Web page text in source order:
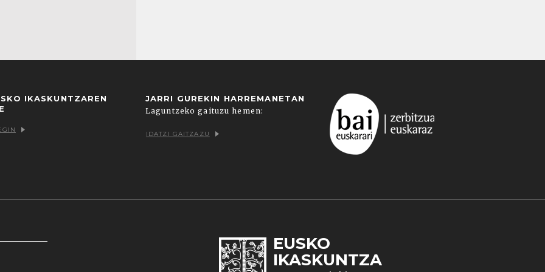
IKASKUNTZAREN
JARRI GUREKIN HARREMANETAN
Laguntzeko gaituzu hemen:
IDATZI GAITZAZU
EUSKO
IKASKUNTZA
zein hirugarrenenak. Hautatu nabigatzeko nahiago duzun cookie aukera. Guztiz desaktibatzea ere